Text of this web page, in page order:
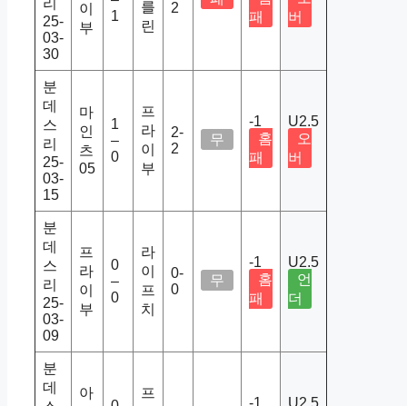
25-
03-
30
이
부
1
를
린
2
패
버
분
데
스
리
25-
03-
15
마
인
츠
05
1
–
0
프
라
이
부
2-
2
무
-1
홈
패
U2.5
오
버
분
데
스
리
25-
03-
09
프
라
이
부
0
–
0
라
이
프
치
0-
0
무
-1
홈
패
U2.5
언
더
분
데
아
프
-1 U2.5